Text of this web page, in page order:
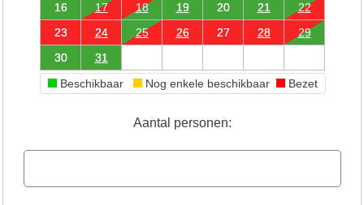
16
17 18 19 20 21
22
23
24 25 26 27 28
29
30
31
Beschikbaar
Nog enkele beschikbaar Bezet
Aantal personen: